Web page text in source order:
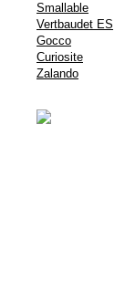
Smallable
Vertbaudet ES
Gocco
Curiosite
Zalando